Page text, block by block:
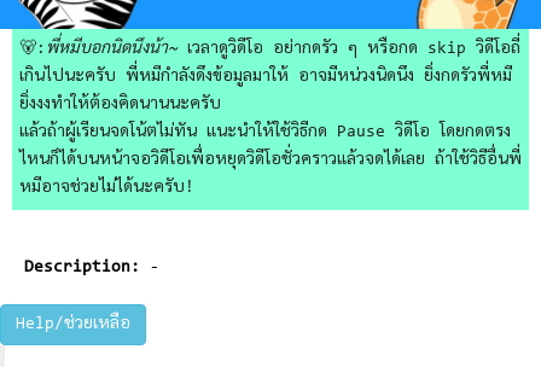
🐻: พี่หมีบอกนิดนึงน้า~เวลาดูวิดีโอ อย่ากดรัว ๆ หรือกด skip วิดีโอถี่
เกินไปนะครับ พี่หมีกำลังดึงข้อมูลมาให้ อาจมีหน่วงนิดนึง ยิ่งกดรัวพี่หมี
ยิ่งงงทำให้ต้องคิดนานนะครับ
แล้วถ้าผู้เรียนจดโน้ตไม่ทัน แนะนำให้ใช้วิธีกด Pause วิดีโอ โดยกดตรง
ไหนก็ได้บนหน้าจอวิดีโอเพื่อหยุดวิดีโอชั่วคราวแล้วจดได้เลย ถ้าใช้วิธีอื่นพี่
หมีอาจช่วยไม่ได้นะครับ!
Description: -
Help/ช่วยเหลือ